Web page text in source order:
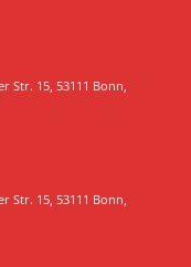
Str. 15, 53111 Bonn,
Str. 15, 53111 Bonn,